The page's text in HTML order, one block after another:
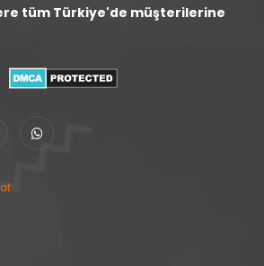
tüm Türkiye'de müşterilerine